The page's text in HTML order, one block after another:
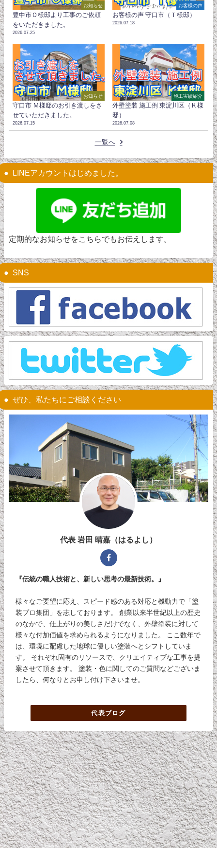
お知らせ
豊中市Ｏ様邸より工事のご依頼
をいただきました。
2026.07.25
お客様の声
お客様の声 守口市（Ｔ様邸）
2026.07.18
お知らせ
守口市 Ｍ様邸のお引き渡しをさ
せていただきました。
2026.07.15
施工実績紹介
外壁塗装 施工例 東淀川区（Ｋ様
邸）
2026.07.08
一覧へ
LINEアカウントはじめました。
定期的なお知らせをこちらでもお伝えします。
SNS
ぜひ、私たちにご相談ください
代表 岩田 晴嘉（はるよし）
『伝統の職人技術と、新しい思考の最新技術。』
様々なご要望に応え、スピード感のある対応と機動力で「塗
装プロ集団」を志しております。 創業以来半世紀以上の歴史
のなかで、仕上がりの美しさだけでなく、外壁塗装に対して
様々な付加価値を求められるようになりました。 ここ数年で
は、環境に配慮した地球に優しい塗装へとシフトしていま
す。 それぞれ固有のリソースで、クリエイティブな工事を提
案させて頂きます。 塗装・色に関してのご質問などございま
したら、何なりとお申し付け下さいませ。
代表ブログ